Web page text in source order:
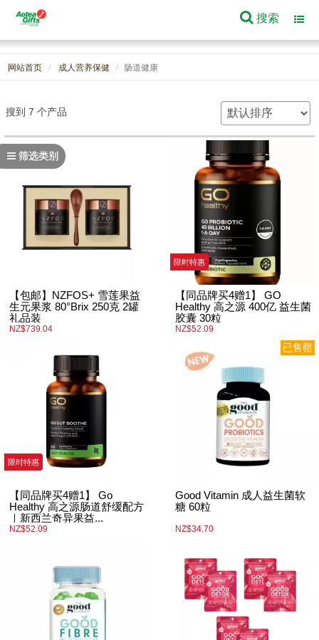
搜索
网站首页 成人营养保健 肠道健康
筛选类别
搜到 7 个产品
【包邮】NZFOS+ 雪莲果益
生元果浆 80°Brix 250克 2罐
礼品装
NZ$739.04
限时特惠
【同品牌买4赠1】 GO
Healthy 高之源 400亿 益生菌
胶囊 30粒
NZ$52.09
限时特惠
【同品牌买4赠1】 Go
Healthy 高之源肠道舒缓配方
｜新西兰奇异果益...
NZ$52.09
已售罄
Good Vitamin 成人益生菌软
糖 60粒
NZ$34.70